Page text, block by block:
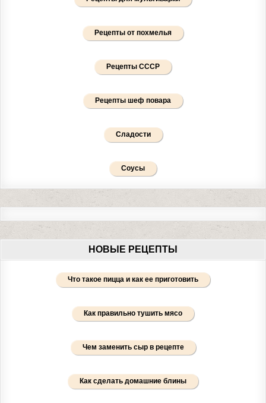
Рецепты от похмелья
Рецепты СССР
Рецепты шеф повара
Сладости
Соусы
НОВЫЕ РЕЦЕПТЫ
Что такое пицца и как ее приготовить
Как правильно тушить мясо
Чем заменить сыр в рецепте
Как сделать домашние блины